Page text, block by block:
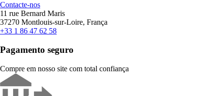
Contacte-nos
11 rue Bernard Maris
37270 Montlouis-sur-Loire, França
+33 1 86 47 62 58
Pagamento seguro
Compre em nosso site com total confiança